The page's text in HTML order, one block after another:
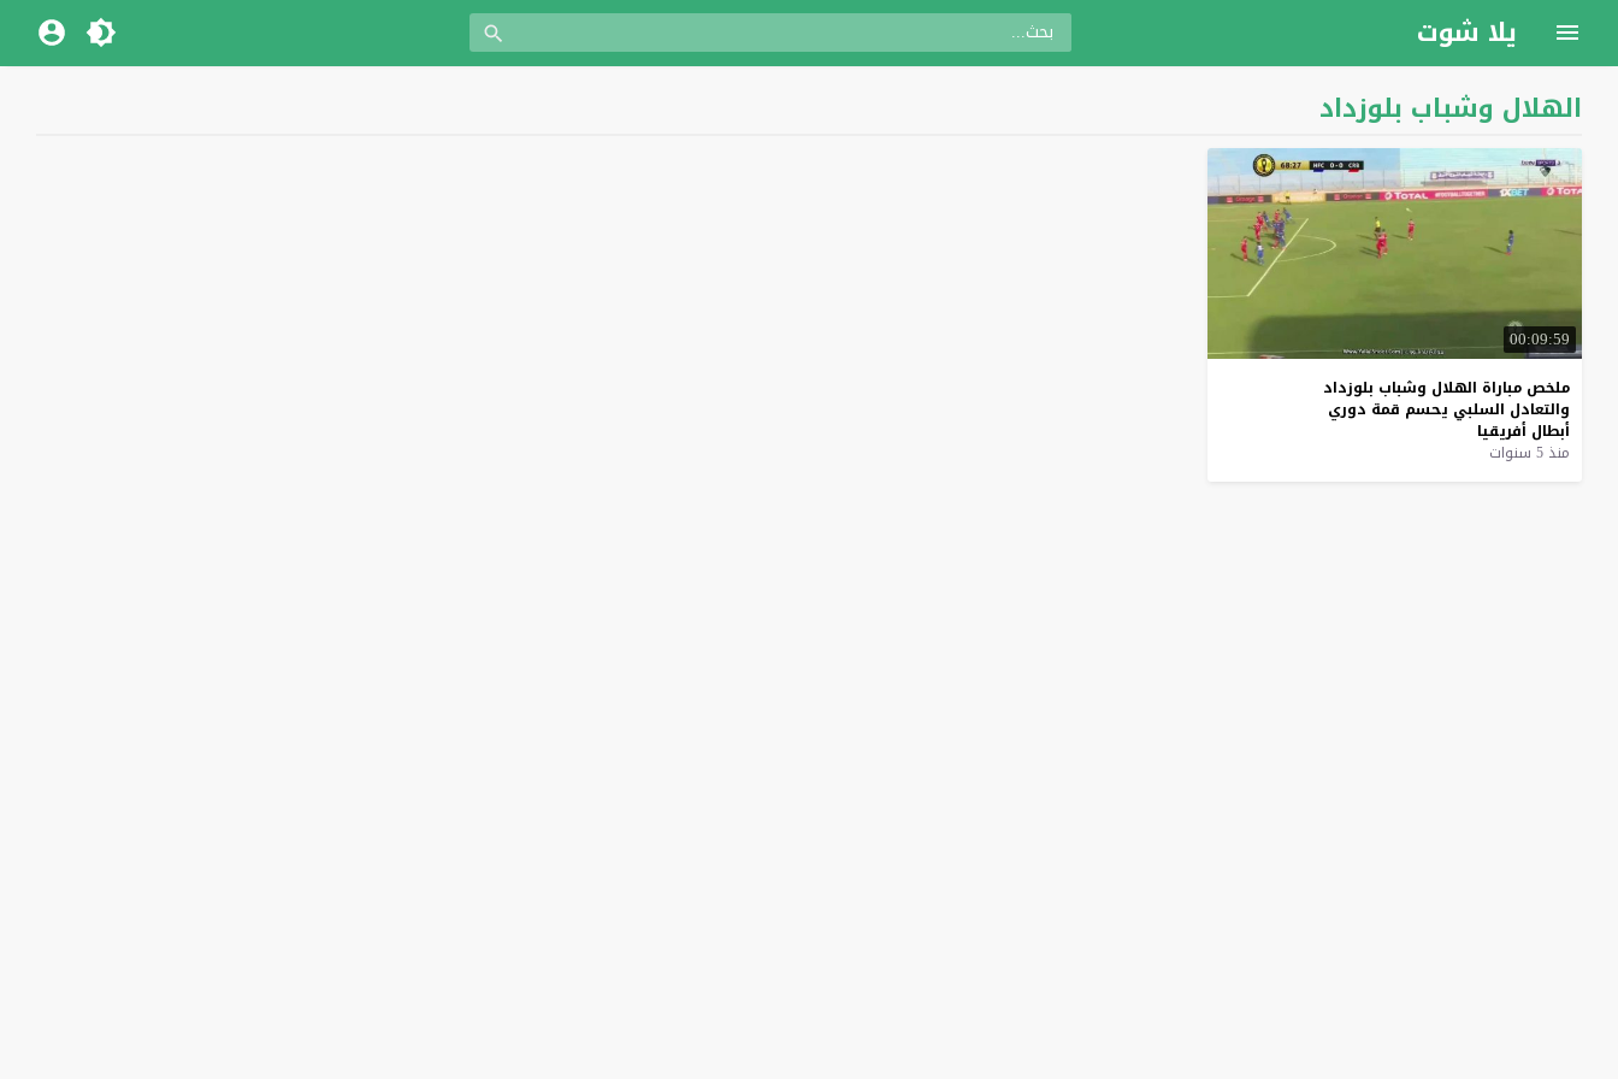
يلا شوت
الهلال وشباب بلوزداد
00:09:59
ملخص مباراة الهلال وشباب بلوزداد
والتعادل السلبي يحسم قمة دوري
أبطال أفريقيا
منذ 5 سنوات